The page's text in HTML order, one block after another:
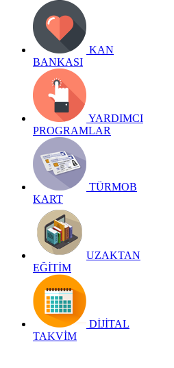
KAN
BANKASI
YARDIMCI
PROGRAMLAR
TÜRMOB
KART
UZAKTAN
EĞİTİM
DİJİTAL
TAKVİM